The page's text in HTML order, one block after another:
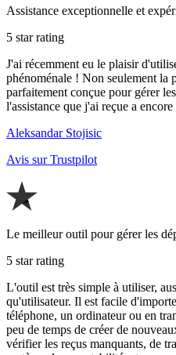
Assistance exceptionnelle et
5 star rating
J'ai récemment eu le plaisir
phénoménale ! Non seulement la
parfaitement conçue pour gérer
l'assistance que j'ai reçue a
Aleksandar Stojisic
Avis sur Trustpilot
Le meilleur outil pour gérer les
5 star rating
L'outil est très simple à utiliser,
qu'utilisateur. Il est facile
téléphone, un ordinateur ou en
peu de temps de créer de
vérifier les reçus manquants, de